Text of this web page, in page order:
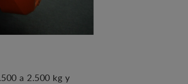
a 2.500 kg y